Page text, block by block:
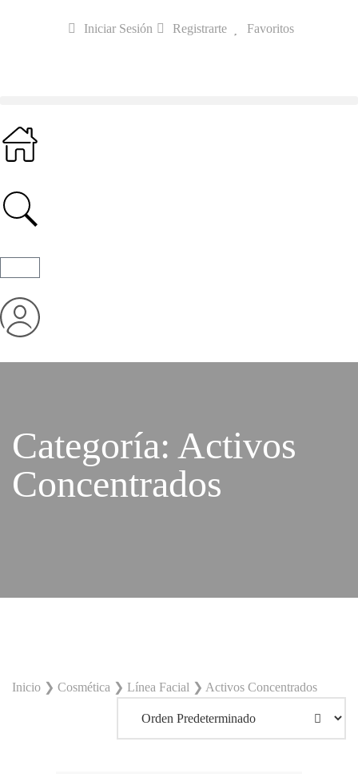
Iniciar Sesión Registrarte Favoritos
Categoría: Activos
Concentrados
Inicio ❯ Cosmética ❯ Línea Facial ❯ Activos Concentrados